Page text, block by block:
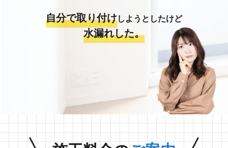
自分で取り付けしようとしたけど
水漏れした。